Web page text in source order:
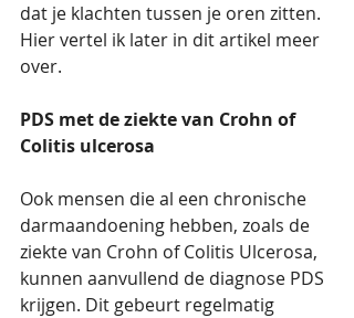
dat je klachten tussen je oren zitten.
Hier vertel ik later in dit artikel meer
over.
PDS met de ziekte van Crohn of
Colitis ulcerosa
Ook mensen die al een chronische
darmaandoening hebben, zoals de
ziekte van Crohn of Colitis Ulcerosa,
kunnen aanvullend de diagnose PDS
krijgen. Dit gebeurt regelmatig